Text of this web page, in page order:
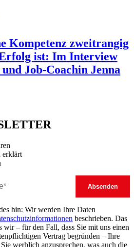
Kompetenz zweitrangig
ist: Im Interview
Job-Coachin Jenna
erklärt
hin: Wir werden Ihre Daten
beschrieben. Das
wir – für den Fall, dass Sie mit uns einen
Vertrag begründen – Ihre
werblich anzusprechen, was auch die